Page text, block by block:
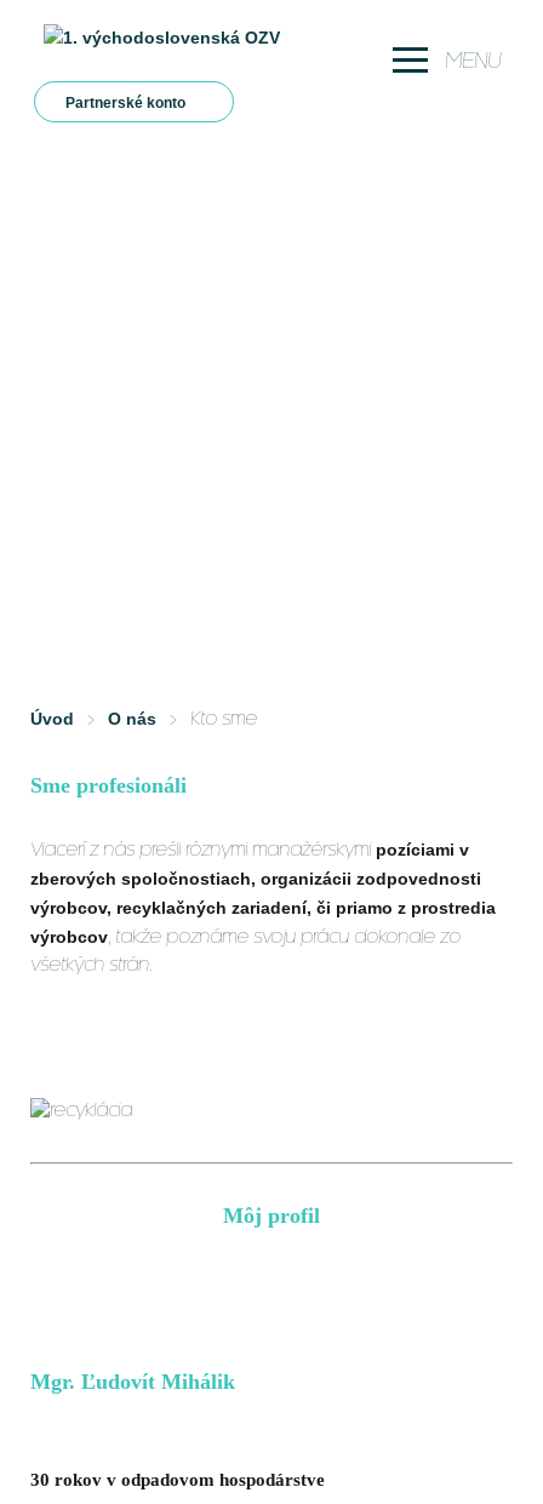
Partnerské konto
MENU
Úvod > O nás > Kto sme
Sme profesionáli
Viacerí z nás prešli rôznymi manažérskymi pozíciami v
zberových spoločnostiach, organizácii zodpovednosti
výrobcov, recyklačných zariadení, či priamo z prostredia
výrobcov, takže poznáme svoju prácu dokonale zo
všetkých strán.
Môj profil
Mgr. Ľudovít Mihálik
30 rokov v odpadovom hospodárstve